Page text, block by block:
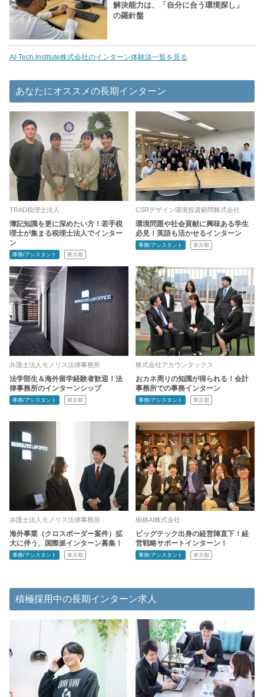
解決能力は、「自分に合う環境探し」
の羅針盤
AI-Tech.Institute株式会社のインターン体験談一覧を見る
あなたにオススメの長期インターン
TRAD税理士法人
簿記知識を更に深めたい方！若手税
理士が集まる税理士法人でインター
ン
事務/アシスタント 東京都
CSRデザイン環境投資顧問株式会社
環境問題や社会貢献に興味ある学生
必見！英語も活かせるインターン
事務/アシスタント 東京都
弁護士法人モノリス法律事務所
法学部生＆海外留学経験者歓迎！法
律事務所のインターンシップ
事務/アシスタント 東京都
株式会社アカウンタックス
おカネ周りの知識が得られる！会計
事務所での事務インターン
事務/アシスタント 東京都
弁護士法人モノリス法律事務所
海外事業（クロスボーダー案件）拡
大に伴う、国際派インターン募集！
事務/アシスタント 東京都
樹林AI株式会社
ビッグテック出身の経営陣直下！経
営戦略サポートインターン！
事務/アシスタント 東京都
積極採用中の長期インターン求人